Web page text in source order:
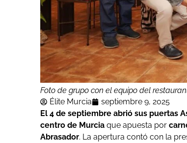
Foto de grupo con el equipo del
Élite Murcia
septiembre 9, 2025
El 4 de septiembre abrió sus puertas
centro de Murcia que apuesta por
Abrasador. La apertura contó con la